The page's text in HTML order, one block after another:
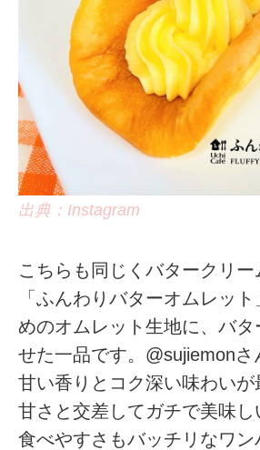
出典：Instagram
こちらも同じくバタークリー
「ふんわりバターオムレッ
めのオムレット生地に、バ
せた一品です。@sujiemonさ
甘い香りとコク深い味わい
甘さと交差してガチで美味し
食べやすさもバッチリなワン